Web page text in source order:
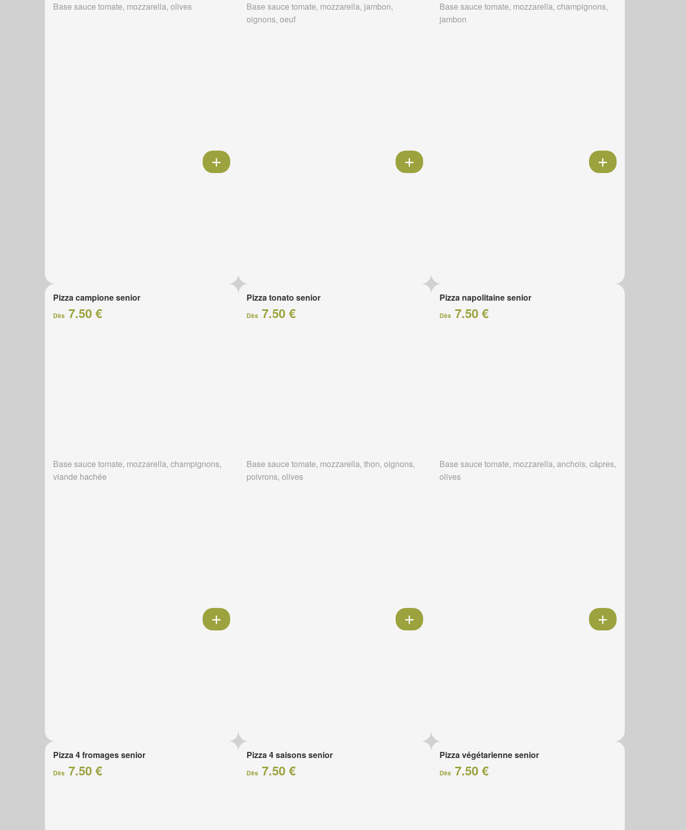
Base sauce tomate, mozzarella, olives
Base sauce tomate, mozzarella, jambon,
oignons, oeuf
Base sauce tomate, mozzarella, champignons,
jambon
Pizza campione senior
Dès 7.50 €
Base sauce tomate, mozzarella, champignons,
viande hachée
Pizza tonato senior
Dès 7.50 €
Base sauce tomate, mozzarella, thon, oignons,
poivrons, olives
Pizza napolitaine senior
Dès 7.50 €
Base sauce tomate, mozzarella, anchois, câpres,
olives
Pizza 4 fromages senior
Dès 7.50 €
Pizza 4 saisons senior
Dès 7.50 €
Pizza végétarienne senior
Dès 7.50 €